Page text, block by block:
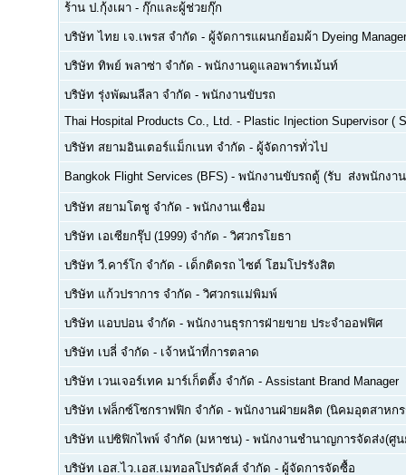
ร้าน ป.กุ้งเผา - กุ๊กและผู้ช่วยกุ๊ก
บริษัท ไทย เจ.เพรส จำกัด - ผู้จัดการแผนกย้อมผ้า Dyeing Manager
บริษัท ทิพย์ พลาซ่า จำกัด - พนักงานดูแลอพาร์ทเม้นท์
บริษัท รุ่งพัฒนลีลา จำกัด - พนักงานขับรถ
Thai Hospital Products Co., Ltd. - Plastic Injection Supervisor (
บริษัท สยามอินเตอร์แม็กเนท จำกัด - ผู้จัดการทั่วไป
Bangkok Flight Services (BFS) - พนักงานขับรถตู้ (รับ  ส่งพนักงา
บริษัท สยามโตชู จำกัด - พนักงานเชื่อม
บริษัท เอเซียกรุ๊ป (1999) จำกัด - วิศวกรโยธา
บริษัท วี.คาร์โก จำกัด - เด็กติดรถ ไซต์ โฮมโปรรังสิต
บริษัท แก้วปราการ จำกัด - วิศวกรแม่พิมพ์
บริษัท แอบปอน จำกัด - พนักงานธุรการฝ่ายขาย ประจำออฟฟิศ
บริษัท เบลี่ จำกัด - เจ้าหน้าที่การตลาด
บริษัท เวนเจอร์เทค มาร์เก็ตติ้ง จำกัด - Assistant Brand Manager
บริษัท เฟล็กซ์โซกราฟฟิก จำกัด - พนักงานฝ่ายผลิต (นิคมอุตสาหก
บริษัท แปซิฟิกไพพ์ จำกัด (มหาชน) - พนักงานชำนาญการจัดส่ง(ศู
บริษัท เอส.ไว.เอส.เมทอลโปรดัคส์ จำกัด - ผู้จัดการจัดซื้อ